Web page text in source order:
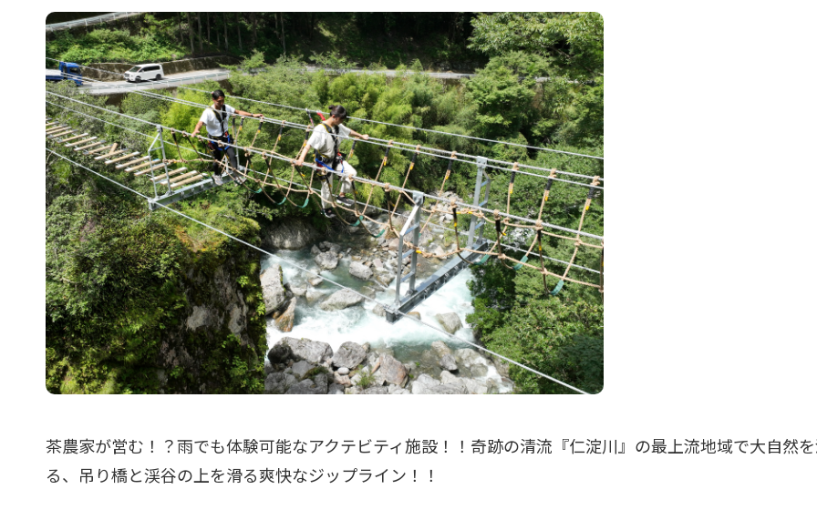
茶農家が営む！？雨でも体験可能なアクテビティ施設！！奇跡の清流『仁淀川』の最上流地域で大自然
る、吊り橋と渓谷の上を滑る爽快なジップライン！！